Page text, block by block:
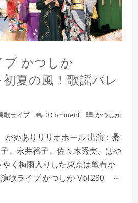
ブ かつしか
夏の風！歌謡パレ
歌ライブ 0 Comment かつしか
めありリリオホール 出演：桑
、永井裕子、佐々木秀実、はや
く梅雨入りした東京は亀有か
歌ライブ かつしか Vol.230 ～